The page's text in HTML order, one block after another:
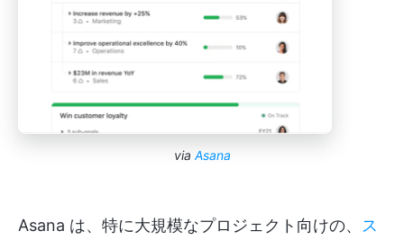
via Asana
Asana は、特に大規模なプロジェクト向けの、 ス